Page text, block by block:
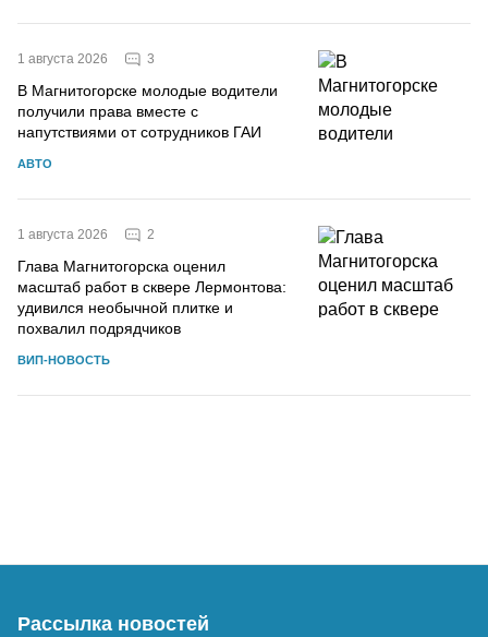
1 августа 2026 3
В Магнитогорске молодые водители
получили права вместе с
напутствиями от сотрудников ГАИ
АВТО
1 августа 2026 2
Глава Магнитогорска оценил
масштаб работ в сквере Лермонтова:
удивился необычной плитке и
похвалил подрядчиков
ВИП-НОВОСТЬ
Рассылка новостей